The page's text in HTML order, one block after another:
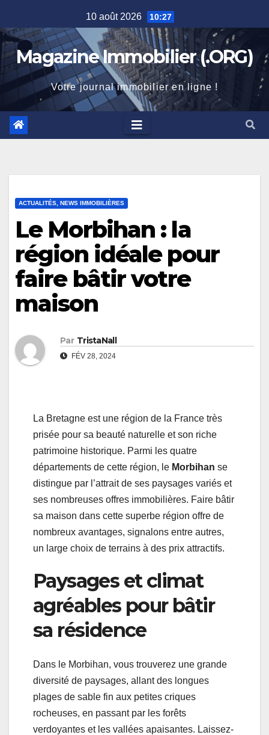
to
content
10 août 2026 10:27
Magazine Immobilier (.ORG)
Votre journal immobilier en ligne !
ACTUALITÉS, NEWS IMMOBILIÈRES
Le Morbihan : la
région idéale pour
faire bâtir votre
maison
Par TristaNall
FÉV 28, 2024
La Bretagne est une région de la France très
prisée pour sa beauté naturelle et son riche
patrimoine historique. Parmi les quatre
départements de cette région, le Morbihan se
distingue par l’attrait de ses paysages variés et
ses nombreuses offres immobilières. Faire bâtir
sa maison dans cette superbe région offre de
nombreux avantages, signalons entre autres,
un large choix de terrains à des prix attractifs.
Paysages et climat
agréables pour bâtir
sa résidence
Dans le Morbihan, vous trouverez une grande
diversité de paysages, allant des longues
plages de sable fin aux petites criques
rocheuses, en passant par les forêts
verdoyantes et les vallées apaisantes. Laissez-